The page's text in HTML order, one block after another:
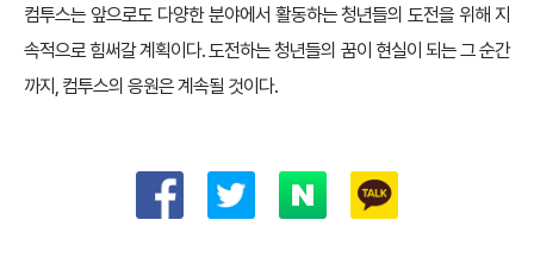
컴투스는 앞으로도 다양한 분야에서 활동하는 청년들의 도전을 위해 지
속적으로 힘써갈 계획이다. 도전하는 청년들의 꿈이 현실이 되는 그 순간
까지, 컴투스의 응원은 계속될 것이다.